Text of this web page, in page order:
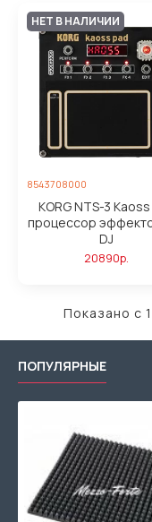
НЕТ В НАЛИЧИИ
8543708000
KORG NTS-3
процессор
DJ
20890р.
Показано с
ПОПУЛЯРНЫЕ